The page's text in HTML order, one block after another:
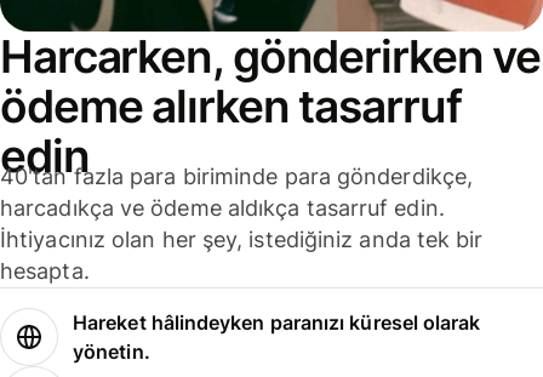
Harcarken, gönderirken ve
ödeme alırken tasarruf
edin
40'tan fazla para biriminde para gönderdikçe,
harcadıkça ve ödeme aldıkça tasarruf edin.
İhtiyacınız olan her şey, istediğiniz anda tek bir
hesapta.
Hareket hâlindeyken paranızı küresel olarak
yönetin.